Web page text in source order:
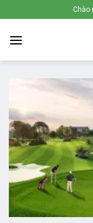
to
content
Chào